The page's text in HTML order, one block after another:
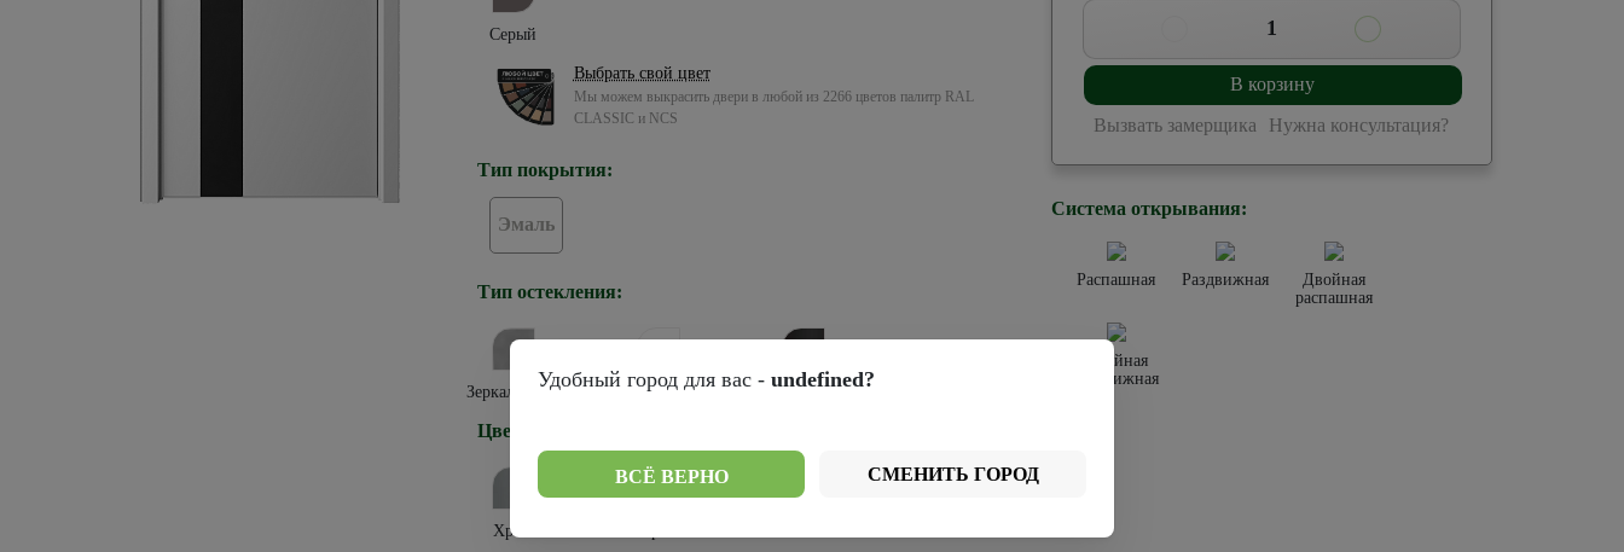
Серый
Выбрать свой цвет
Мы можем выкрасить двери в любой из 2266 цветов палитр RAL
CLASSIC и NCS
Тип покрытия:
Эмаль
Тип остекления:
Зеркало грей Стекло белое Стекло черное
Цвет кромки:
Хром
1
В корзину
Вызвать замерщика
Нужна консультация?
Система открывания:
Распашная Раздвижная
Двойная
распашная
Двойная
раздвижная
Удобный город для вас - undefined?
ВСЁ ВЕРНО СМЕНИТЬ ГОРОД